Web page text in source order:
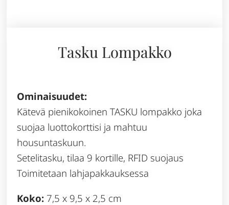
Tasku Lompakko
Ominaisuudet:
Kätevä pienikokoinen TASKU lompakko joka
suojaa luottokorttisi ja mahtuu
housuntaskuun.
Setelitasku, tilaa 9 kortille, RFID suojaus
Toimitetaan lahjapakkauksessa
Koko: 7,5 x 9,5 x 2,5 cm